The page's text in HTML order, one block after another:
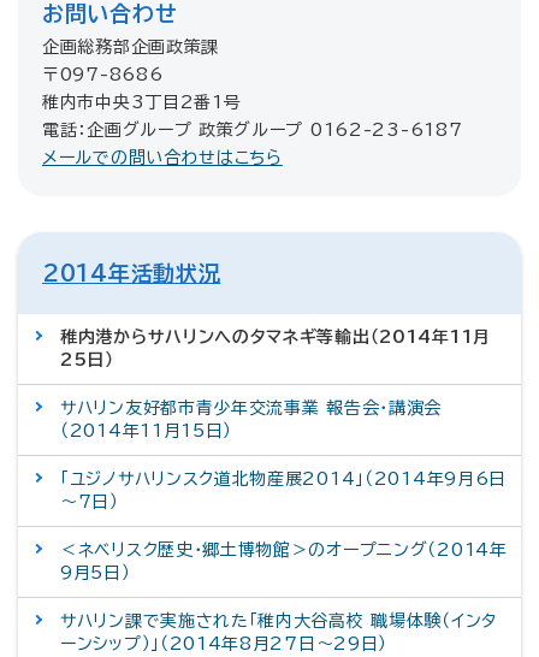
お問い合わせ
企画総務部企画政策課
〒097-8686
稚内市中央3丁目2番1号
電話：企画グループ 政策グループ 0162-23-6187
メールでの問い合わせはこちら
2014年活動状況
稚内港からサハリンへのタマネギ等輸出（2014年11月
25日）
サハリン友好都市青少年交流事業 報告会・講演会
（2014年11月15日）
「ユジノサハリンスク道北物産展2014」（2014年9月6日
～7日）
＜ネベリスク歴史・郷土博物館＞のオープニング（2014年
9月5日）
サハリン課で実施された「稚内大谷高校 職場体験（インタ
ーンシップ）」（2014年8月27日～29日）